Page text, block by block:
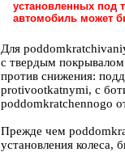
установленных под
автомобиль может
Для
с твердым
против снижения:
protivootkatnymi, с
poddomkratchennogo
Прежде чем
установления колеса,